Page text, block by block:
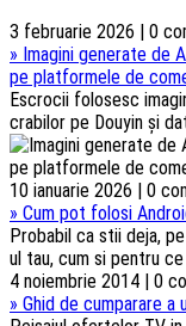
3 februarie 2026 | 0
» Imagini generate de
pe platformele de
Escrocii folosesc
crabilor pe Douyin și
10 ianuarie 2026 | 0
» Cum pot folosi
Probabil ca stii deja,
ul tau, cum si pentru
4 noiembrie 2014 | 0
» Ghid de cumparare a